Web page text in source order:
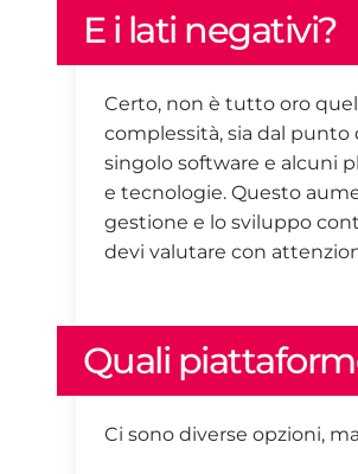
E i lati negativi?
Certo, non è tutto oro
complessità, sia dal
singolo software e alcuni
e tecnologie. Questo
gestione e lo sviluppo
devi valutare con
Quali
Ci sono diverse opzioni,